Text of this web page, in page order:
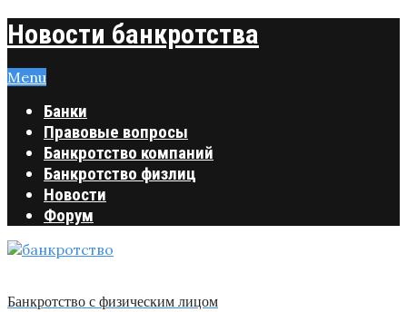
Новости банкротства
Menu
Банки
Правовые вопросы
Банкротство компаний
Банкротство физлиц
Новости
Форум
Банкротство с физическим лицом